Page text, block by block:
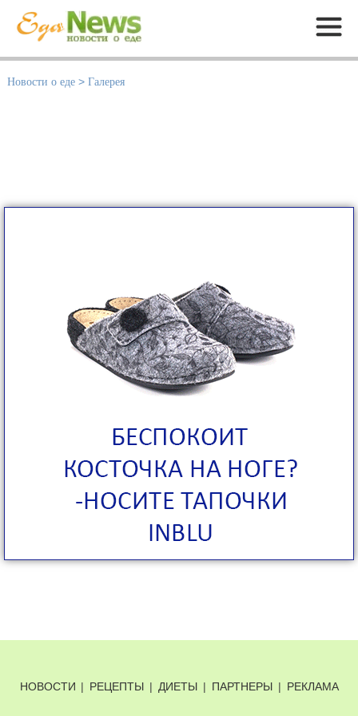
Меню
Новости о еде > Галерея
НОВОСТИ | РЕЦЕПТЫ | ДИЕТЫ | ПАРТНЕРЫ | РЕКЛАМА